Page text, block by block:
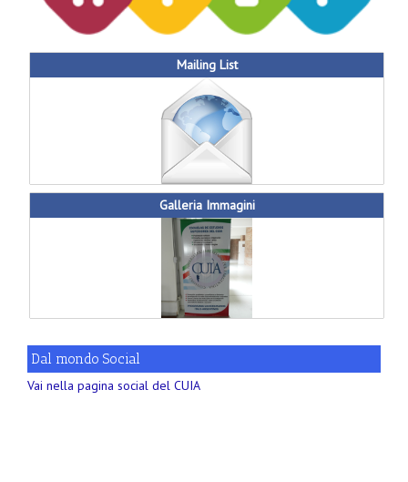
Mailing List
Galleria Immagini
Dal mondo Social
Vai nella pagina social del CUIA